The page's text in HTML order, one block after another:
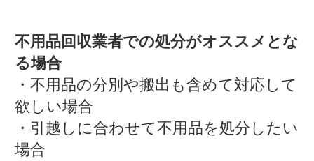
不用品回収業者での処分がオススメとな
る場合
・不用品の分別や搬出も含めて対応して
欲しい場合
・引越しに合わせて不用品を処分したい
場合